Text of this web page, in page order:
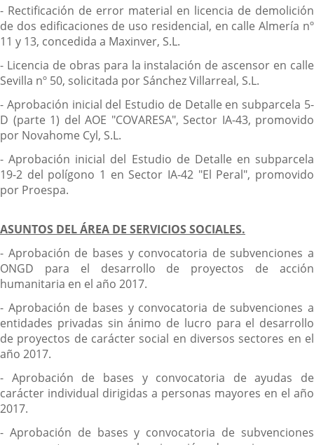
- Rectificación de error material en licencia de demolición
de dos edificaciones de uso residencial, en calle Almería nº
11 y 13, concedida a Maxinver, S.L.
- Licencia de obras para la instalación de ascensor en calle
Sevilla nº 50, solicitada por Sánchez Villarreal, S.L.
- Aprobación inicial del Estudio de Detalle en subparcela 5-
D (parte 1) del AOE "COVARESA", Sector IA-43, promovido
por Novahome Cyl, S.L.
- Aprobación inicial del Estudio de Detalle en subparcela
19-2 del polígono 1 en Sector IA-42 "El Peral", promovido
por Proespa.
ASUNTOS DEL ÁREA DE SERVICIOS SOCIALES.
- Aprobación de bases y convocatoria de subvenciones a
ONGD para el desarrollo de proyectos de acción
humanitaria en el año 2017.
- Aprobación de bases y convocatoria de subvenciones a
entidades privadas sin ánimo de lucro para el desarrollo
de proyectos de carácter social en diversos sectores en el
año 2017.
- Aprobación de bases y convocatoria de ayudas de
carácter individual dirigidas a personas mayores en el año
2017.
- Aprobación de bases y convocatoria de subvenciones